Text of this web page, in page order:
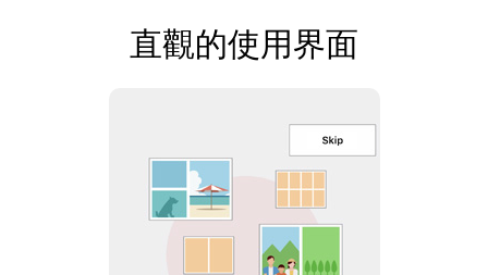
直觀的使用界面